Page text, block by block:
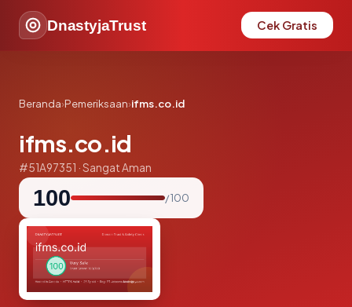
DnastyjaTrust Cek Gratis
Beranda›Pemeriksaan›ifms.co.id
ifms.co.id
#51A97351 · Sangat Aman
100 / 100